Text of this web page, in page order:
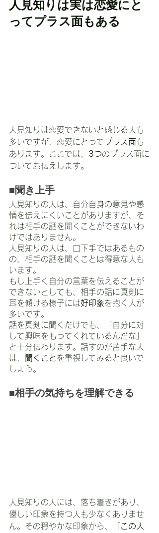
人見知りは実は恋愛にと
ってプラス面もある
人見知りは恋愛できないと感じる人も
多いですが、恋愛にとって プラス面も
あります。ここでは、 3つのプラス面に
ついてお伝えします。
■聞き上手
人見知りの人は、自分自身の意見や感
情を伝えにくいことがありますが、そ
れは相手の話を聞くことができないわ
けではありません。
人見知りの人は、口下手ではあるもの
の、相手の話を聞くことは得意な人も
います。
もし上手く自分の言葉を伝えることが
できないとしても、相手の話に真剣に
耳を傾ける様子には好印象を抱く人が
多いです。
話を真剣に聞くだけでも、「自分に対
して興味をもってくれているんだな」
と十分伝わります。話すのが苦手な人
は、
聞くことを重視してみると良いで
しょう。
■相手の気持ちを理解できる
人見知りの人には、落ち着きがあり、
優しい印象を持つ人も少なくありませ
ん。その穏やかな印象から、
「この人